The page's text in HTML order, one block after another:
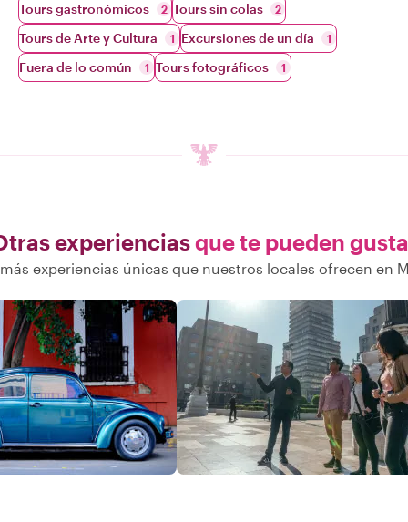
Tours gastronómicos 2 Tours sin colas 2
Tours de Arte y Cultura 1 Excursiones de un día 1
Fuera de lo común 1 Tours fotográficos 1
experienciasque te pueden
experiencias únicas que nuestros locales ofrecen en